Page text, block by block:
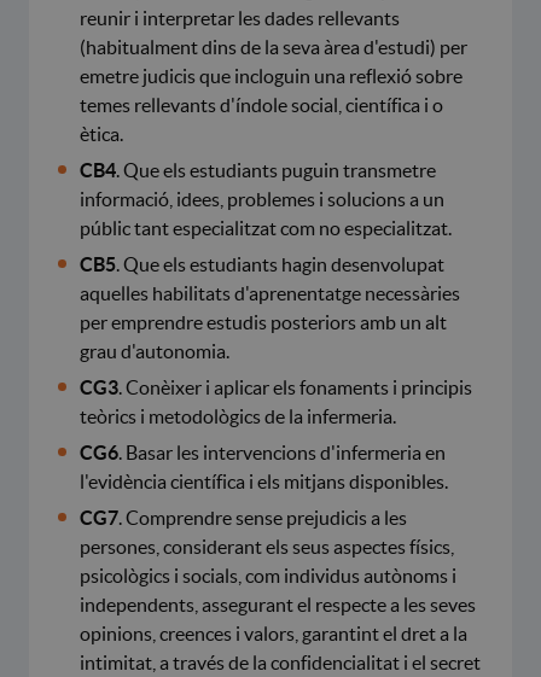
reunir i interpretar les dades rellevants
(habitualment dins de la seva àrea d'estudi) per
emetre judicis que incloguin una reflexió sobre
temes rellevants d'índole social, científica i o
ètica.
CB4 . Que els estudiants puguin transmetre
informació, idees, problemes i solucions a un
públic tant especialitzat com no especialitzat.
CB5 . Que els estudiants hagin desenvolupat
aquelles habilitats d'aprenentatge necessàries
per emprendre estudis posteriors amb un alt
grau d'autonomia.
CG3 . Conèixer i aplicar els fonaments i principis
teòrics i metodològics de la infermeria.
CG6 . Basar les intervencions d'infermeria en
l'evidència científica i els mitjans disponibles.
CG7 . Comprendre sense prejudicis a les
persones, considerant els seus aspectes físics,
psicològics i socials, com individus autònoms i
independents, assegurant el respecte a les seves
opinions, creences i valors, garantint el dret a la
intimitat, a través de la confidencialitat i el secret